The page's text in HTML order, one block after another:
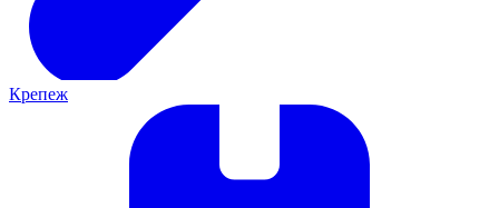
Крепеж